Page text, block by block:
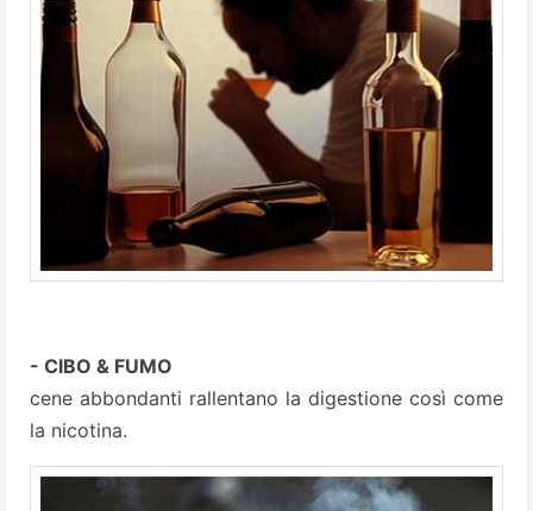
- CIBO & FUMO
cene abbondanti rallentano la digestione così come
la nicotina.